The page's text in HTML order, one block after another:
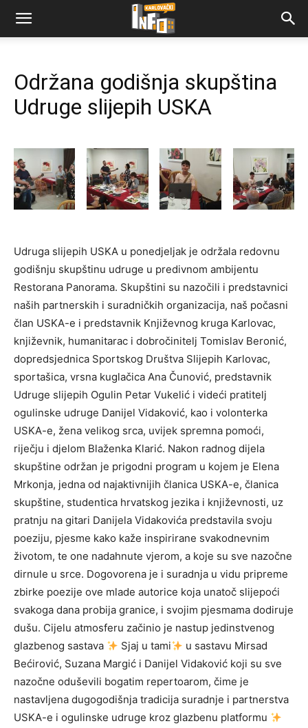
Održana godišnja skupština
Udruge slijepih USKA
Udruga slijepih USKA u ponedjeljak je održala redovnu
godišnju skupštinu udruge u predivnom ambijentu
Restorana Panorama. Skupštini su nazočili i predstavnici
naših partnerskih i suradničkih organizacija, naš počasni
član USKA-e i predstavnik Književnog kruga Karlovac,
književnik, humanitarac i dobročinitelj Tomislav Beronić,
dopredsjednica Sportskog Društva Slijepih Karlovac,
sportašica, vrsna kuglačica Ana Čunović, predstavnik
Udruge slijepih Ogulin Petar Vukelić i videći pratitelj
ogulinske udruge Danijel Vidaković, kao i volonterka
USKA-e, žena velikog srca, uvijek spremna pomoći,
riječju i djelom Blaženka Klarić. Nakon radnog dijela
skupštine održan je prigodni program u kojem je Elena
Mrkonja, jedna od najaktivnijih članica USKA-e, članica
skupštine, studentica hrvatskog jezika i književnosti, uz
pratnju na gitari Danijela Vidakovića predstavila svoju
poeziju, pjesme kako kaže inspirirane svakodnevnim
životom, te one nadahnute vjerom, a koje su sve nazočne
dirnule u srce. Dogovorena je i suradnja u vidu pripreme
zbirke poezije ove mlade autorice koja unatoč slijepoći
svakoga dana probija granice, i svojim pjesmama dodiruje
dušu. Cijelu atmosferu začinio je nastup jedinstvenog
glazbenog sastava
Sjaj u tami
u sastavu Mirsad
Bećirović, Suzana Margić i Danijel Vidaković koji su sve
nazočne oduševili bogatim repertoarom, čime je
nastavljena dugogodišnja tradicija suradnje i partnerstva
USKA-e i ogulinske udruge kroz glazbenu platformu